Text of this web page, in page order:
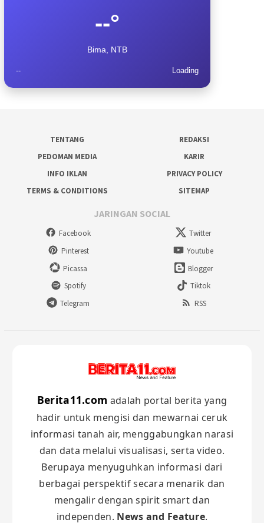
--°
Bima, NTB
-- Loading
TENTANG
REDAKSI
PEDOMAN MEDIA
KARIR
INFO IKLAN
PRIVACY POLICY
TERMS & CONDITIONS
SITEMAP
JARINGAN SOCIAL
Facebook
Twitter
Pinterest
Youtube
Picassa
Blogger
Spotify
Tiktok
Telegram
RSS
Berita11.com adalah portal berita yang
hadir untuk mengisi dan mewarnai ceruk
informasi tanah air, menggabungkan narasi
dan data melalui visualisasi, serta video.
Berupaya menyuguhkan informasi dari
berbagai perspektif secara menarik dan
mengalir dengan spirit smart dan
independen. News and Feature.